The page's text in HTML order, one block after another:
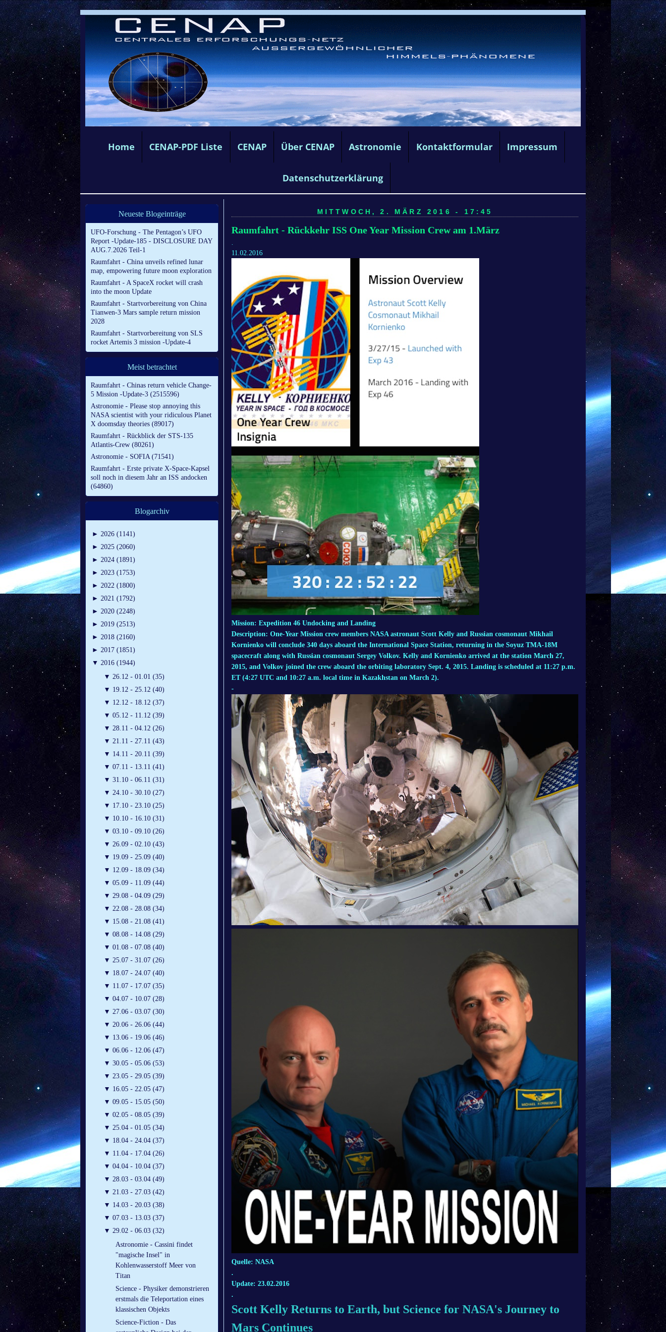
Home CENAP-PDF Liste CENAP Über CENAP Astronomie Kontaktformular Impressum
Datenschutzerklärung
Neueste Blogeinträge
UFO-Forschung - The Pentagon’s UFO
Report -Update-185 - DISCLOSURE DAY
AUG.7.2026 Teil-1
Raumfahrt - China unveils refined lunar
map, empowering future moon exploration
Raumfahrt - A SpaceX rocket will crash
into the moon Update
Raumfahrt - Startvorbereitung von China
Tianwen-3 Mars sample return mission
2028
Raumfahrt - Startvorbereitung von SLS
rocket Artemis 3 mission -Update-4
Meist betrachtet
Raumfahrt - Chinas return vehicle Change-
5 Mission -Update-3 (2515596)
Astronomie - Please stop annoying this
NASA scientist with your ridiculous Planet
X doomsday theories (89017)
Raumfahrt - Rückblick der STS-135
Atlantis-Crew (80261)
Astronomie - SOFIA (71541)
Raumfahrt - Erste private X-Space-Kapsel
soll noch in diesem Jahr an ISS andocken
(64860)
Blogarchiv
► 2026 (1141)
► 2025 (2060)
► 2024 (1891)
► 2023 (1753)
► 2022 (1800)
► 2021 (1792)
► 2020 (2248)
► 2019 (2513)
► 2018 (2160)
► 2017 (1851)
▼ 2016 (1944)
▼ 26.12 - 01.01 (35)
▼ 19.12 - 25.12 (40)
▼ 12.12 - 18.12 (37)
▼ 05.12 - 11.12 (39)
▼ 28.11 - 04.12 (26)
▼ 21.11 - 27.11 (43)
▼ 14.11 - 20.11 (39)
▼ 07.11 - 13.11 (41)
▼ 31.10 - 06.11 (31)
▼ 24.10 - 30.10 (27)
▼ 17.10 - 23.10 (25)
▼ 10.10 - 16.10 (31)
▼ 03.10 - 09.10 (26)
▼ 26.09 - 02.10 (43)
▼ 19.09 - 25.09 (40)
▼ 12.09 - 18.09 (34)
▼ 05.09 - 11.09 (44)
▼ 29.08 - 04.09 (29)
▼ 22.08 - 28.08 (34)
▼ 15.08 - 21.08 (41)
▼ 08.08 - 14.08 (29)
▼ 01.08 - 07.08 (40)
▼ 25.07 - 31.07 (26)
▼ 18.07 - 24.07 (40)
▼ 11.07 - 17.07 (35)
▼ 04.07 - 10.07 (28)
▼ 27.06 - 03.07 (30)
▼ 20.06 - 26.06 (44)
▼ 13.06 - 19.06 (46)
▼ 06.06 - 12.06 (47)
▼ 30.05 - 05.06 (53)
▼ 23.05 - 29.05 (39)
▼ 16.05 - 22.05 (47)
▼ 09.05 - 15.05 (50)
▼ 02.05 - 08.05 (39)
▼ 25.04 - 01.05 (34)
▼ 18.04 - 24.04 (37)
▼ 11.04 - 17.04 (26)
▼ 04.04 - 10.04 (37)
▼ 28.03 - 03.04 (49)
▼ 21.03 - 27.03 (42)
▼ 14.03 - 20.03 (38)
▼ 07.03 - 13.03 (37)
▼ 29.02 - 06.03 (32)
Astronomie - Cassini findet
"magische Insel" in
Kohlenwasserstoff Meer von
Titan
Science - Physiker demonstrieren
erstmals die Teleportation eines
klassischen Objekts
Science-Fiction - Das
MITTWOCH, 2. MÄRZ 2016 - 17:45
Raumfahrt - Rückkehr ISS One Year Mission Crew am 1.März
.
11.02.2016
Mission: Expedition 46 Undocking and Landing
Description: One-Year Mission crew members NASA astronaut Scott Kelly and Russian cosmonaut Mikhail
Kornienko will conclude 340 days aboard the International Space Station, returning in the Soyuz TMA-18M
spacecraft along with Russian cosmonaut Sergey Volkov. Kelly and Kornienko arrived at the station March 27,
2015, and Volkov joined the crew aboard the orbiting laboratory Sept. 4, 2015. Landing is scheduled at 11:27 p.m.
ET (4:27 UTC and 10:27 a.m. local time in Kazakhstan on March 2).
-
Quelle: NASA
.
Update: 23.02.2016
.
Scott Kelly Returns to Earth, but Science for NASA's Journey to
Mars Continues